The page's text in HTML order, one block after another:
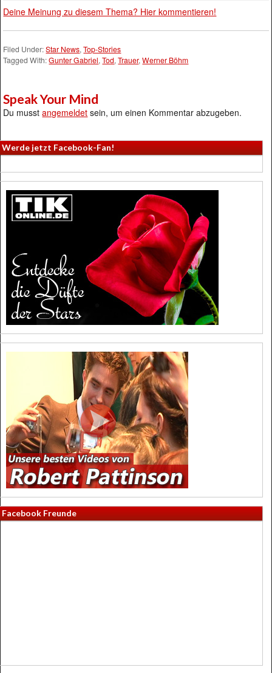
Deine Meinung zu diesem Thema? Hier kommentieren!
Filed Under:Star News,Top-Stories
Tagged With:Gunter Gabriel,Tod,Trauer,Werner Böhm
Speak Your Mind
Du musstangemeldet sein, um einen Kommentar abzugeben.
Werde jetzt Facebook-Fan!
Facebook Freunde